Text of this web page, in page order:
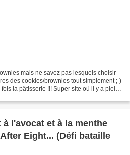
mais ne savez pas lesquels choisir
des cookies/brownies tout simplement ;-)
la pâtisserie !!! Super site où il y a pleins
à l'avocat et à la menthe
Eight... (Défi bataille